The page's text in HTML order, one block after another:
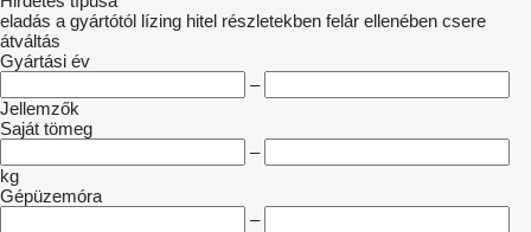
eladás a gyártótól lízing hitel részletekben felár ellenében csere
átváltás
Gyártási év
–
Jellemzők
Saját tömeg
–
kg
Gépüzemóra
–